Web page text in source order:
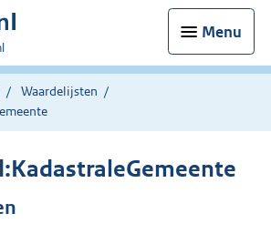
Menu
Waardelijsten